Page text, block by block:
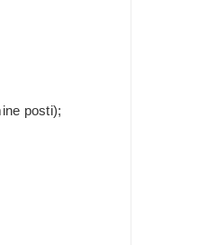
posti);